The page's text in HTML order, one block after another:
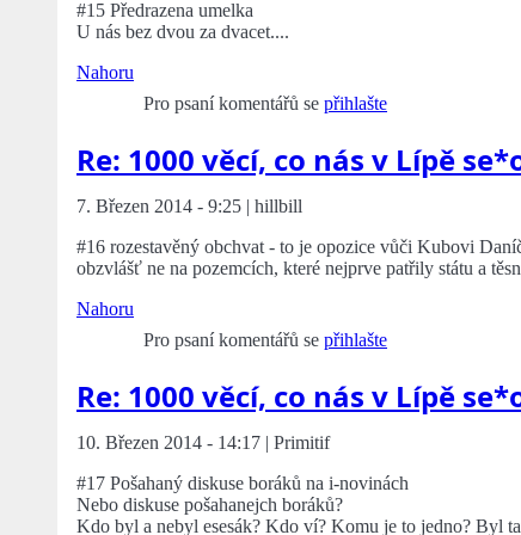
#15 Předrazena umelka
U nás bez dvou za dvacet....
Nahoru
Pro psaní komentářů se přihlašte
Re: 1000 věcí, co nás v Lípě
7. Březen 2014 - 9:25 | hillbill
#16 rozestavěný obchvat - to je opozice vůči Kubovi
obzvlášť ne na pozemcích, které nejprve patřily státu a
Nahoru
Pro psaní komentářů se přihlašte
Re: 1000 věcí, co nás v Lípě
10. Březen 2014 - 14:17 | Primitif
#17 Pošahaný diskuse boráků na i-novinách
Nebo diskuse pošahanejch boráků?
Kdo byl a nebyl esesák? Kdo ví? Komu je to jedno? Byl